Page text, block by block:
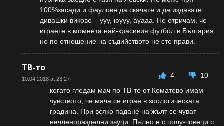
100%засади и фаулове да скачате и да издавате
дивашки викове – ууу, юууу, ауааа. Не отричам, че
играете в момента най-красивия футбол в България,
но по отношение на съдийството не сте прави.
ТВ-то
10.04.2018 at 23:27 4
10
когато гледам мач по ТВ-то от Коматево имам
чувството, че мача се играе в зоологическата
градина. При всяко падане на жълт се чуват
нечленоразделни звуци. Пълно е с полу-човеци с